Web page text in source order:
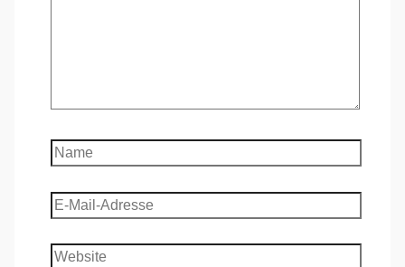
Name
E-
Mail-
Adresse
Website